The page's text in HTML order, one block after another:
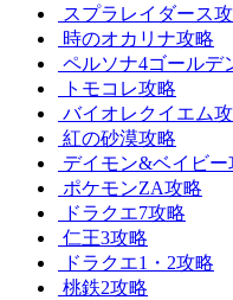
スプラレイダース
時のオカリナ攻略
ペルソナ4ゴールデ
トモコレ攻略
バイオレクイエム
紅の砂漠攻略
デイモン&ベイビー
ポケモンZA攻略
ドラクエ7攻略
仁王3攻略
ドラクエ1・2攻略
桃鉄2攻略